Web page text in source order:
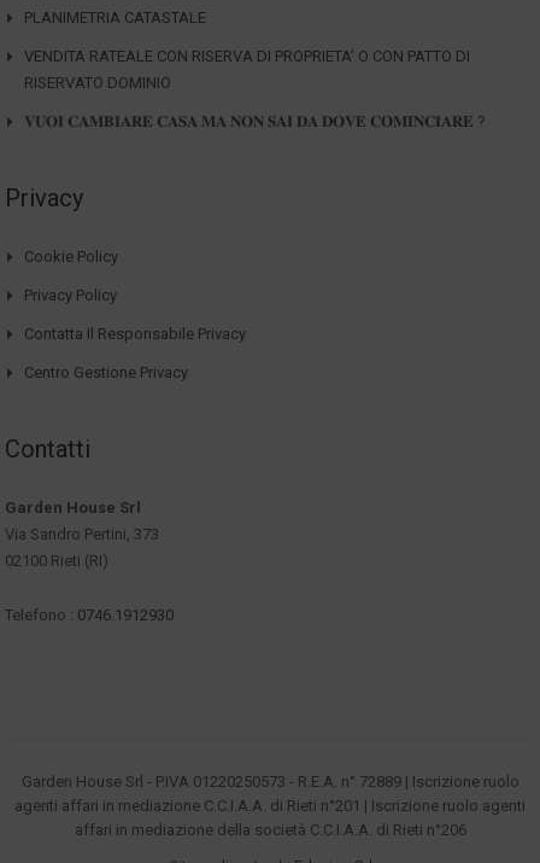
PLANIMETRIA CATASTALE
VENDITA RATEALE CON RISERVA DI PROPRIETA’ O CON PATTO DI
RISERVATO DOMINIO
𝐕𝐔𝐎𝐈 𝐂𝐀𝐌𝐁𝐈𝐀𝐑𝐄 𝐂𝐀𝐒𝐀 𝐌𝐀 𝐍𝐎𝐍 𝐒𝐀𝐈 𝐃𝐀 𝐃𝐎𝐕𝐄 𝐂𝐎𝐌𝐈𝐍𝐂𝐈𝐀𝐑𝐄 ?
Privacy
Cookie Policy
Privacy Policy
Contatta Il Responsabile Privacy
Centro Gestione Privacy
Contatti
Garden House Srl
Via Sandro Pertini, 373
02100 Rieti (RI)
Telefono : 0746.1912930
Garden House Srl - P.IVA 01220250573 - R.E.A. n° 72889 | Iscrizione ruolo
agenti affari in mediazione C.C.I.A.A. di Rieti n°201 | Iscrizione ruolo agenti
affari in mediazione della società C.C.I.A.A. di Rieti n°206